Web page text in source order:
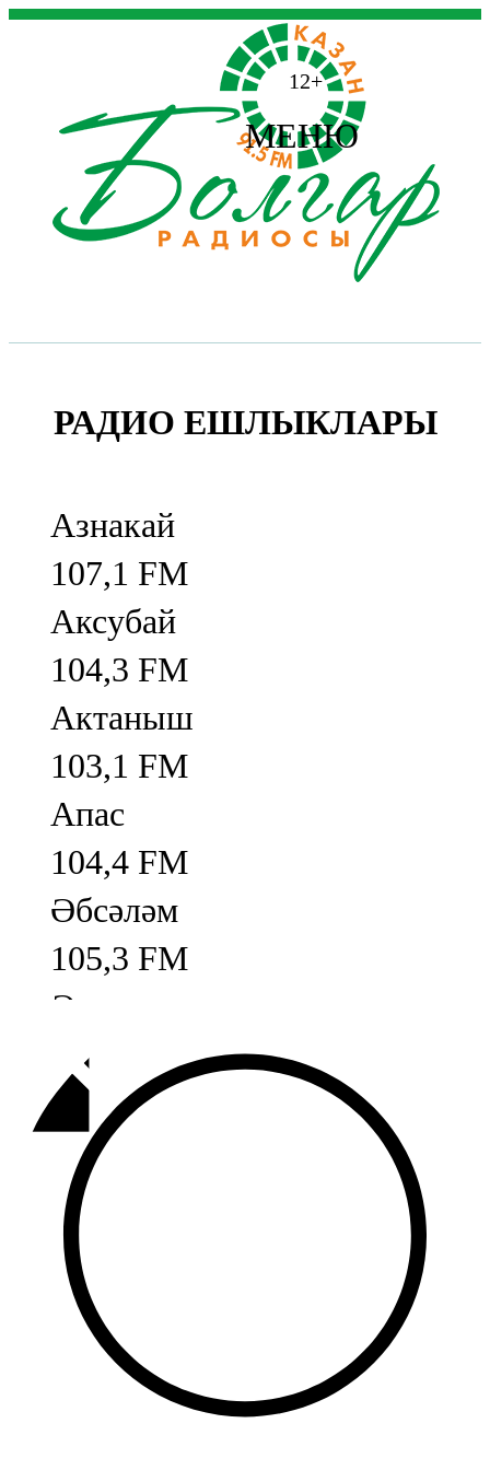
12+
МЕНЮ
РАДИО ЕШЛЫКЛАРЫ
Азнакай
107,1 FM
Аксубай
104,3 FM
Актаныш
103,1 FM
Апас
104,4 FM
Әбсәләм
105,3 FM
Әлмәт
92,9 FM
Базарлы матак
107,1 FM
Балык бистәсе
104,9 FM
Баулы
107,5 FM
Биләр